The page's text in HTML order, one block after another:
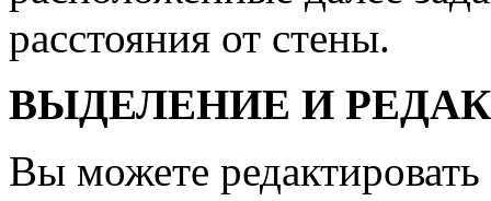
расстояния от стены.
ВЫДЕЛЕНИЕ И
Вы можете